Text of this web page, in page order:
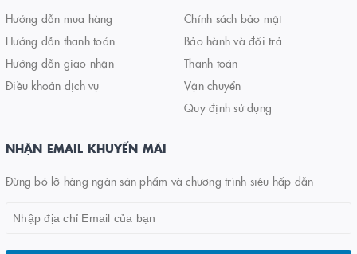
Hướng dẫn mua hàng
Hướng dẫn thanh toán
Hướng dẫn giao nhận
Điều khoản dịch vụ
Chính sách bảo mật
Bảo hành và đổi trả
Thanh toán
Vận chuyển
Quy định sử dụng
NHẬN EMAIL KHUYẾN MÃI
Đừng bỏ lỡ hàng ngàn sản phẩm và chương trình siêu hấp dẫn